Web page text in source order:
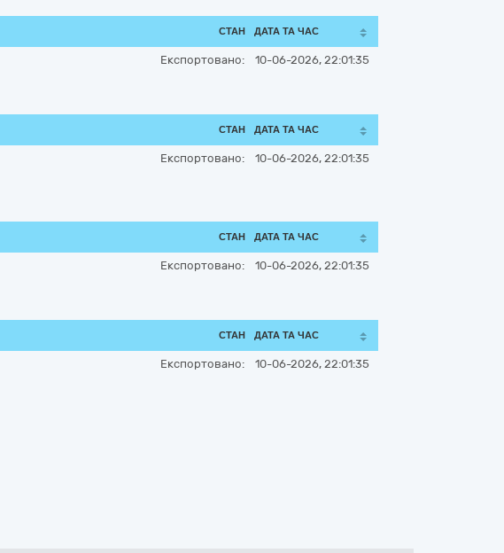
СТАН ДАТА ТА ЧАС
Експортовано: 10-06-2026, 22:01:35
СТАН ДАТА ТА ЧАС
Експортовано: 10-06-2026, 22:01:35
СТАН ДАТА ТА ЧАС
Експортовано: 10-06-2026, 22:01:35
СТАН ДАТА ТА ЧАС
Експортовано: 10-06-2026, 22:01:35